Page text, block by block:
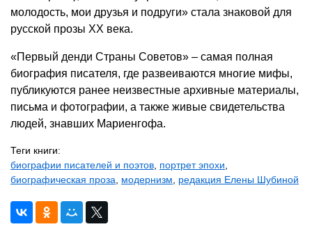
молодость, мои друзья и подруги» стала знаковой для
русской прозы ХХ века.
«Первый денди Страны Советов» – самая полная
биография писателя, где развеиваются многие мифы,
публикуются ранее неизвестные архивные материалы,
письма и фотографии, а также живые свидетельства
людей, знавших Мариенгофа.
Теги книги:
биографии писателей и поэтов портрет эпохи
биографическая проза
модернизм редакция Елены Шубиной